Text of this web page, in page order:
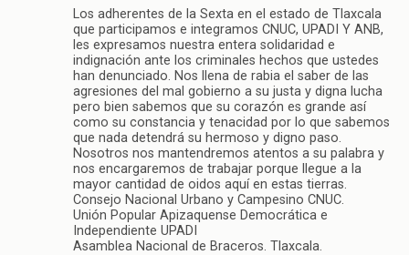
Los adherentes de la Sexta en el estado de Tlaxcala
que participamos e integramos CNUC, UPADI Y ANB,
les expresamos nuestra entera solidaridad e
indignación ante los criminales hechos que ustedes
han denunciado. Nos llena de rabia el saber de las
agresiones del mal gobierno a su justa y digna lucha
pero bien sabemos que su corazón es grande así
como su constancia y tenacidad por lo que sabemos
que nada detendrá su hermoso y digno paso.
Nosotros nos mantendremos atentos a su palabra y
nos encargaremos de trabajar porque llegue a la
mayor cantidad de oidos aquí en estas tierras.
Consejo Nacional Urbano y Campesino CNUC.
Unión Popular Apizaquense Democrática e
Independiente UPADI
Asamblea Nacional de Braceros. Tlaxcala.